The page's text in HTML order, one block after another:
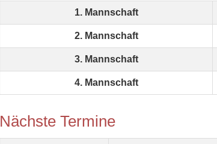
1. Mannschaft
2. Mannschaft
3. Mannschaft
4. Mannschaft
Nächste Termine